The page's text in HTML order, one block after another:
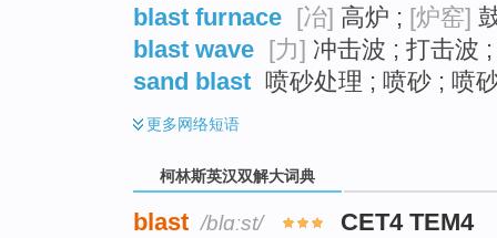
blast furnace [冶] 高炉 ; [炉窑]
blast wave [力] 冲击波 ; 打击波
sand blast 喷砂处理 ; 喷砂 ; 喷
更多网络短语
柯林斯英汉双解大词典
blast /blɑːst/ CET4 TEM4